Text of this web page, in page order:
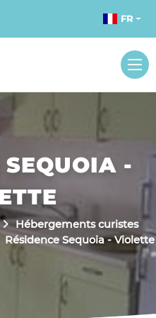
FR
SEQUOIA -
Hébergements curistes
Résidence Sequoia - Violette